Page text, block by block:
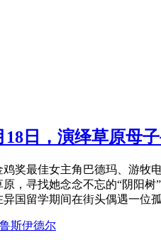
日，演绎草原母
奖最佳女主角巴德玛、游
，寻找她念念不忘的“阴阳
国留学期间在街头偶遇一
斯伊德尔